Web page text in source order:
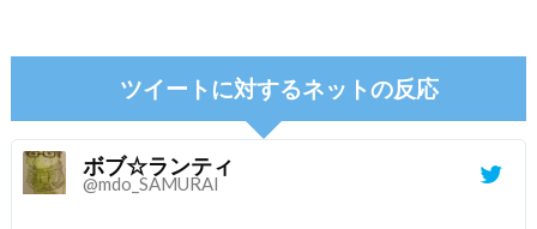
ツイートに対するネットの反応
ボブ☆ランティ
@mdo_SAMURAI